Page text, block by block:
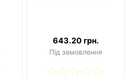
643.20 грн.
Під замовлення